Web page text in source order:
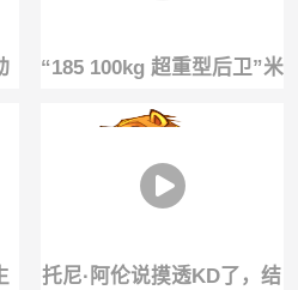
“185 100kg 超重型后卫”米
切尔 ...期待新赛季的表现
💪
托尼·阿伦说摸透KD了，结